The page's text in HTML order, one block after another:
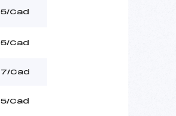
5/Cad
5/Cad
7/Cad
5/Cad